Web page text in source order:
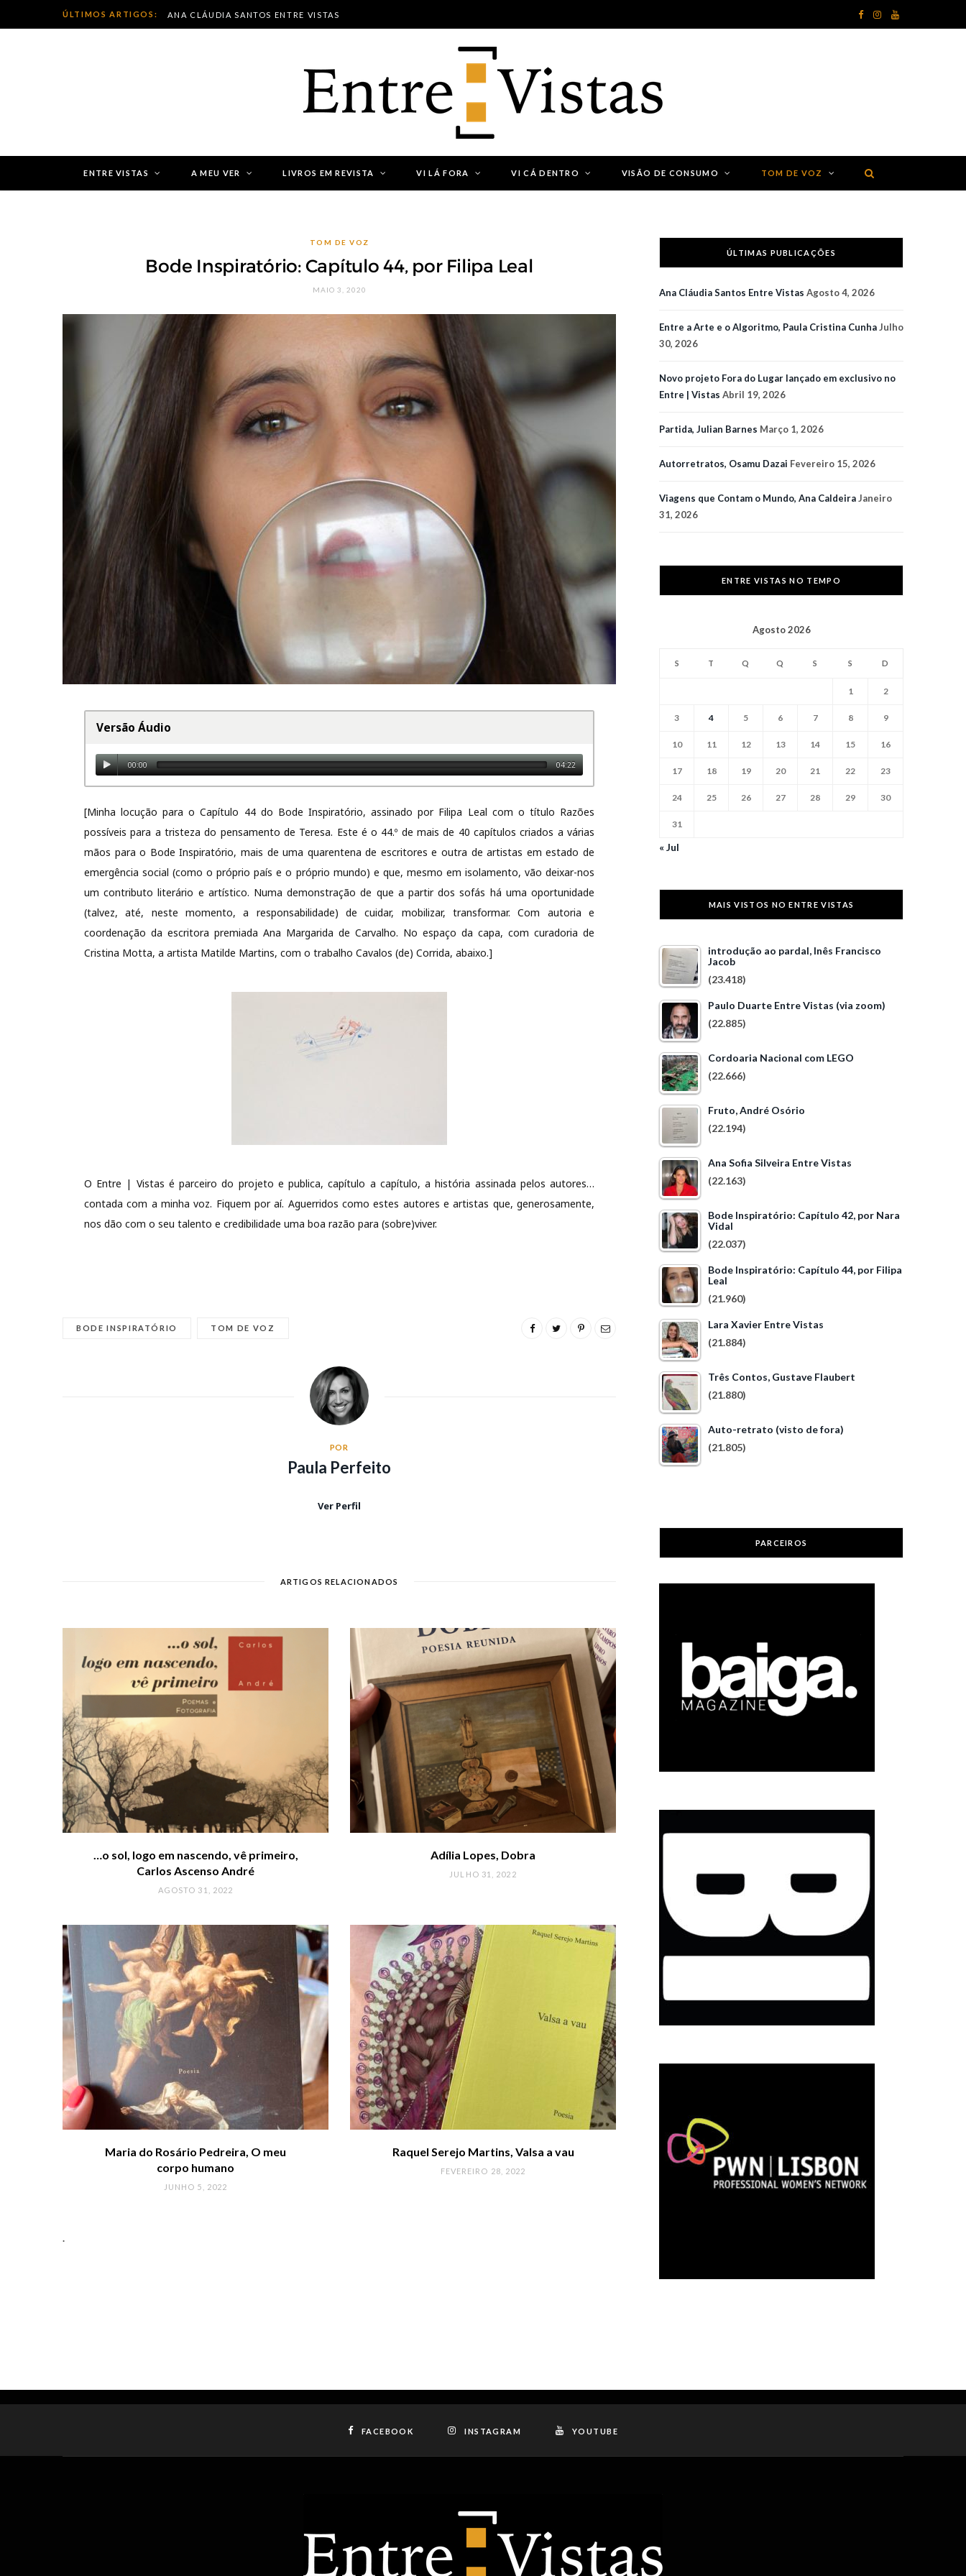
ÚLTIMOS ARTIGOS: ANA CLÁUDIA SANTOS ENTRE VISTAS F
o
I
g
Y
b
ENTRE VISTAS A MEU VER LIVROS EM REVISTA VI LÁ FORA VI CÁ DENTRO VISÃO DE CONSUMO TOM DE VOZ
TOM DE VOZ
Bode Inspiratório: Capítulo 44, por Filipa Leal
MAIO 3, 2020
Versão Áudio
00:00 04:22
[Minha locução para o Capítulo 44 do Bode Inspiratório, assinado por Filipa Leal com o título Razões
possíveis para a tristeza do pensamento de Teresa. Este é o 44.º de mais de 40 capítulos criados a várias
mãos para o Bode Inspiratório, mais de uma quarentena de escritores e outra de artistas em estado de
emergência social (como o próprio país e o próprio mundo) e que, mesmo em isolamento, vão deixar-nos
um contributo literário e artístico. Numa demonstração de que a partir dos sofás há uma oportunidade
(talvez, até, neste momento, a responsabilidade) de cuidar, mobilizar, transformar. Com autoria e
coordenação da escritora premiada Ana Margarida de Carvalho. No espaço da capa, com curadoria de
Cristina Motta, a artista Matilde Martins, com o trabalho Cavalos (de) Corrida, abaixo.]
O Entre | Vistas é parceiro do projeto e publica, capítulo a capítulo, a história assinada pelos autores…
contada com a minha voz. Fiquem por aí. Aguerridos como estes autores e artistas que, generosamente,
nos dão com o seu talento e credibilidade uma boa razão para (sobre)viver.
BODE INSPIRATÓRIO TOM DE VOZ
POR
Paula Perfeito
Ver Perfil
ARTIGOS RELACIONADOS
…o sol, logo em nascendo, vê primeiro,
Carlos Ascenso André
AGOSTO 31, 2022
Adília Lopes, Dobra
JULHO 31, 2022
Maria do Rosário Pedreira, O meu
corpo humano
JUNHO 5, 2022
Raquel Serejo Martins, Valsa a vau
FEVEREIRO 28, 2022
.
ÚLTIMAS PUBLICAÇÕES
Ana Cláudia Santos Entre Vistas Agosto 4, 2026
Entre a Arte e o Algoritmo, Paula Cristina CunhaJulho
30, 2026
Novo projeto Fora do Lugar lançado em exclusivo no
Entre | Vistas Abril 19, 2026
Partida, Julian Barnes Março 1, 2026
Autorretratos, Osamu Dazai Fevereiro 15, 2026
Viagens que Contam o Mundo, Ana CaldeiraJaneiro
31, 2026
ENTRE VISTAS NO TEMPO
Agosto 2026
S T Q Q S S D
1 2
3 4 5 6 7 8 9
10 11 12 13 14 15 16
17 18 19 20 21 22 23
24 25 26 27 28 29 30
31
« Jul
MAIS VISTOS NO ENTRE VISTAS
introdução ao pardal, Inês Francisco
Jacob
(23.418)
Paulo Duarte Entre Vistas (via zoom)
(22.885)
Cordoaria Nacional com LEGO
(22.666)
Fruto, André Osório
(22.194)
Ana Sofia Silveira Entre Vistas
(22.163)
Bode Inspiratório: Capítulo 42, por Nara
Vidal
(22.037)
Bode Inspiratório: Capítulo 44, por Filipa
Leal
(21.960)
Lara Xavier Entre Vistas
(21.884)
Três Contos, Gustave Flaubert
(21.880)
Auto-retrato (visto de fora)
(21.805)
PARCEIROS
FACEBOOK INSTAGRAM YOUTUBE